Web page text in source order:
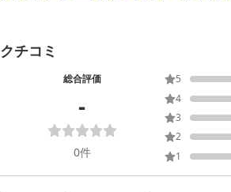
クチコミ
総合評価
-
0件
5
4
3
2
1